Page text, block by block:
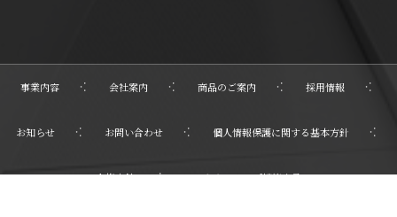
事業内容 会社案内 商品のご案内 採用情報
お知らせ お問い合わせ 個人情報保護に関する基本方針
人権方針 パートナーシップ構築宣言